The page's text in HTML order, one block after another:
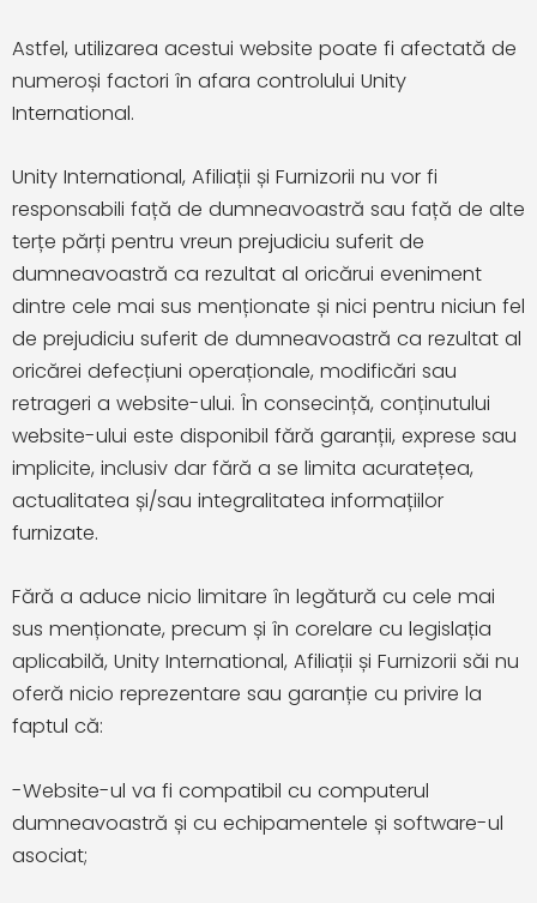
Astfel, utilizarea acestui website poate fi afectată de
numeroși factori în afara controlului Unity
International.
Unity International, Afiliații și Furnizorii nu vor fi
responsabili față de dumneavoastră sau față de alte
terțe părți pentru vreun prejudiciu suferit de
dumneavoastră ca rezultat al oricărui eveniment
dintre cele mai sus menționate și nici pentru niciun fel
de prejudiciu suferit de dumneavoastră ca rezultat al
oricărei defecțiuni operaționale, modificări sau
retrageri a website-ului. În consecință, conținutului
website-ului este disponibil fără garanții, exprese sau
implicite, inclusiv dar fără a se limita acuratețea,
actualitatea și/sau integralitatea informațiilor
furnizate.
Fără a aduce nicio limitare în legătură cu cele mai
sus menționate, precum și în corelare cu legislația
aplicabilă, Unity International, Afiliații și Furnizorii săi nu
oferă nicio reprezentare sau garanție cu privire la
faptul că:
-Website-ul va fi compatibil cu computerul
dumneavoastră și cu echipamentele și software-ul
asociat;